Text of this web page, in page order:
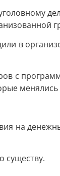
в
с
на
существу.